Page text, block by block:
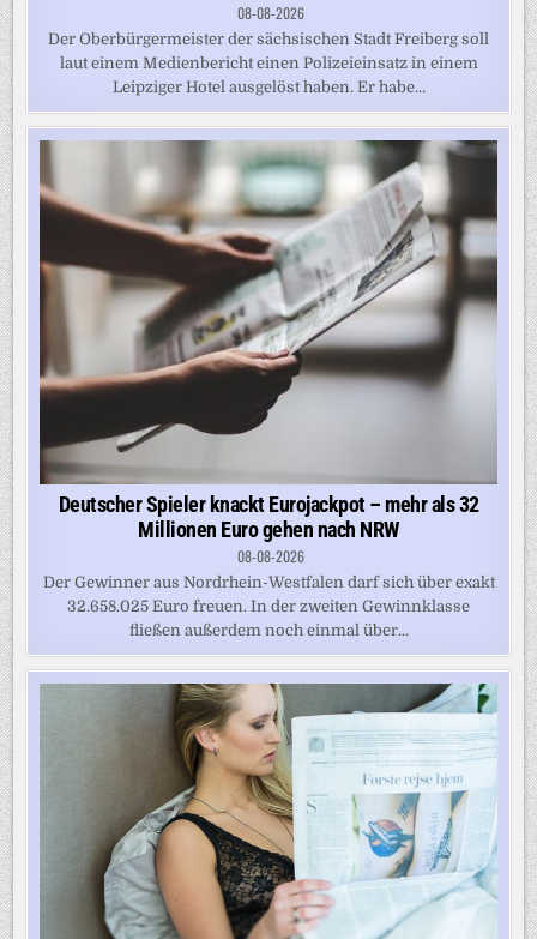
08-08-2026
Der Oberbürgermeister der sächsischen Stadt Freiberg soll
laut einem Medienbericht einen Polizeieinsatz in einem
Leipziger Hotel ausgelöst haben. Er habe...
Deutscher Spieler knackt Eurojackpot – mehr als 32
Millionen Euro gehen nach NRW
08-08-2026
Der Gewinner aus Nordrhein-Westfalen darf sich über exakt
32.658.025 Euro freuen. In der zweiten Gewinnklasse
fließen außerdem noch einmal über...